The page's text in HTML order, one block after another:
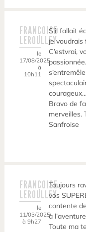
FRANÇOISE
LEROULLEY
le
17/08/2025
à
10h11
S’il fallait
je voudrais
C’estvrai,
Bravo de
merveilles.
Sanfroise
FRANÇOISE
LEROULLEY
le
11/03/2025
à 9h27
Toujours
vos
contente
à
Toute ma